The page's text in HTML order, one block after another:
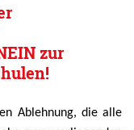
zur
Ablehnung, die alle